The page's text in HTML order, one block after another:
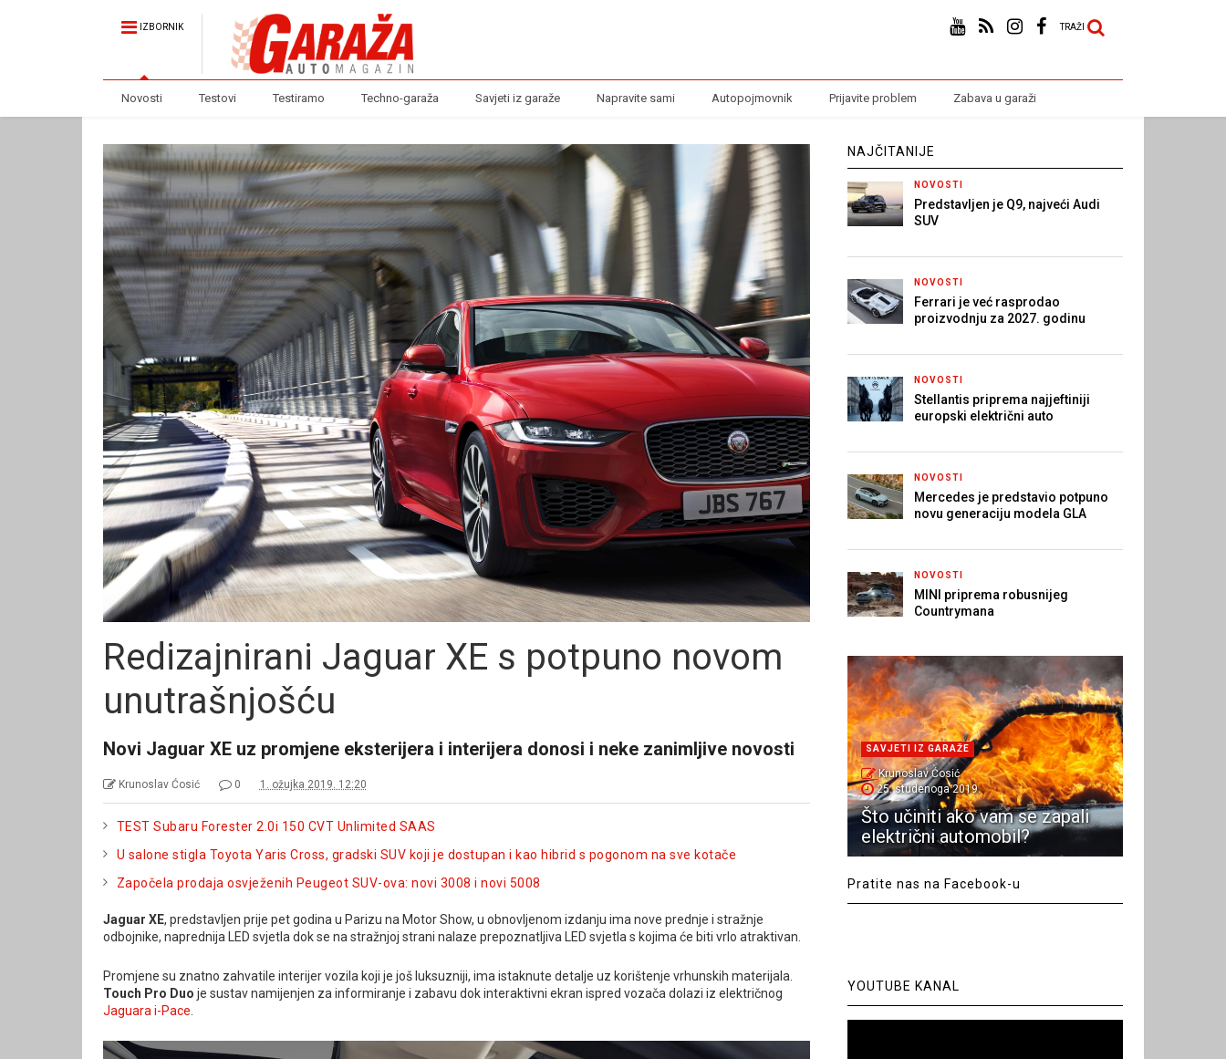
IZBORNIK TRAŽI
Novosti Testovi Testiramo Techno-garaža Savjeti iz garaže Napravite sami Autopojmovnik Prijavite problem Zabava u garaži
Redizajnirani Jaguar XE s potpuno novom
unutrašnjošću
Novi Jaguar XE uz promjene eksterijera i interijera donosi i neke zanimljive novosti
Krunoslav Ćosić 0 1. ožujka 2019. 12:20
TEST Subaru Forester 2.0i 150 CVT Unlimited SAAS
U salone stigla Toyota Yaris Cross, gradski SUV koji je dostupan i kao hibrid s pogonom na sve kotače
Započela prodaja osvježenih Peugeot SUV-ova: novi 3008 i novi 5008
Jaguar XE, predstavljen prije pet godina u Parizu na Motor Show, u obnovljenom izdanju ima nove prednje i stražnje
odbojnike, naprednija LED svjetla dok se na stražnjoj strani nalaze prepoznatljiva LED svjetla s kojima će biti vrlo atraktivan.
Promjene su znatno zahvatile interijer vozila koji je još luksuzniji, ima istaknute detalje uz korištenje vrhunskih materijala.
Touch Pro Duo je sustav namijenjen za informiranje i zabavu dok interaktivni ekran ispred vozača dolazi iz električnog
Jaguara i-Pace
NAJČITANIJE
NOVOSTI
Predstavljen je Q9, najveći Audi
SUV
NOVOSTI
Ferrari je već rasprodao
proizvodnju za 2027. godinu
NOVOSTI
Stellantis priprema najjeftiniji
europski električni auto
NOVOSTI
Mercedes je predstavio potpuno
novu generaciju modela GLA
NOVOSTI
MINI priprema robusnijeg
Countrymana
SAVJETI IZ GARAŽE
Krunoslav Ćosić
25. studenoga 2019.
Što učiniti ako vam se zapali
električni automobil?
Pratite nas na Facebook-u
YOUTUBE KANAL